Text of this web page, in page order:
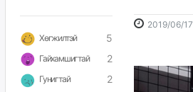
Хөгжилтэй 5
Гайхамшигтай 2
Гунигтай 2
2019/06/17